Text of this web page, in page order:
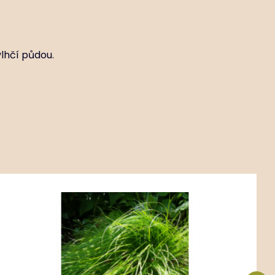
půdou.
Carex montana
Kód:ART00601
P9X9
Stanovištní okruhy G1-2 - opadavý les se sušší až
čerstvou půdou, GR1-2 - okraj opadavého lesa se šu